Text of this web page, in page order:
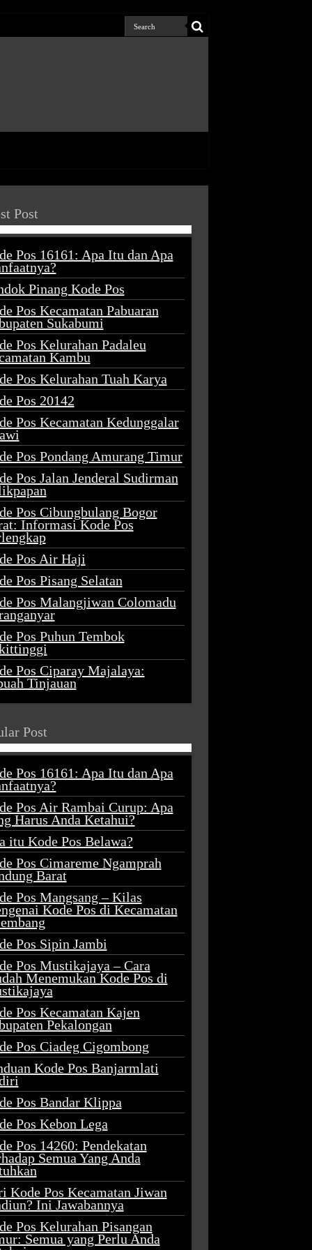
Post
Pos 16161: Apa Itu dan Apa
Pinang Kode Pos
Pos Kecamatan Pabuaran
Sukabumi
Pos Kelurahan Padaleu
Kambu
Pos Kelurahan Tuah Karya
Pos 20142
Pos Kecamatan Kedunggalar
Pos Pondang Amurang Timur
Pos Jalan Jenderal Sudirman
Pos Cibungbulang Bogor
Informasi Kode Pos
Pos Air Haji
Pos Pisang Selatan
Pos Malangjiwan Colomadu
Pos Puhun Tembok
Pos Ciparay Majalaya:
Tinjauan
Post
Pos 16161: Apa Itu dan Apa
Pos Air Rambai Curup: Apa
Harus Anda Ketahui?
itu Kode Pos Belawa?
Pos Cimareme Ngamprah
Barat
Pos Mangsang – Kilas
Kode Pos di Kecamatan
Pos Sipin Jambi
Pos Mustikajaya – Cara
Menemukan Kode Pos di
Pos Kecamatan Kajen
Pekalongan
Pos Ciadeg Cigombong
Kode Pos Banjarmlati
Pos Bandar Klippa
Pos Kebon Lega
Pos 14260: Pendekatan
Semua Yang Anda
Kode Pos Kecamatan Jiwan
Ini Jawabannya
Pos Kelurahan Pisangan
Semua yang Perlu Anda